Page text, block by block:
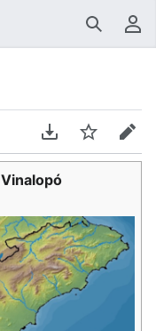
Buscar
Descarregar en
Vigilar
Vinalopó